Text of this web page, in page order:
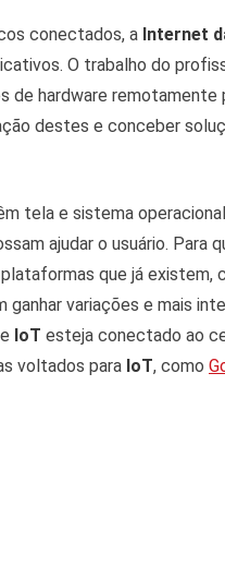
conectados, a Internet
O trabalho do
de hardware remotamente
destes e conceber
tela e sistema
ajudar o usuário. Para
que já existem,
ganhar variações e mais
IoT esteja conectado ao
voltados para IoT, como